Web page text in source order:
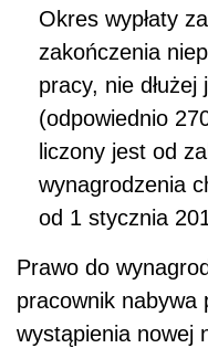
Okres wypłaty
zakończenia
pracy, nie
(odpowiednio
liczony jest od
wynagrodzenia
od 1 stycznia
Prawo do
pracownik nabywa
wystąpienia nowej